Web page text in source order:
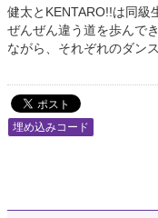
健太とKENTARO!!は同級
ぜんぜん違う道を歩んで
ながら、それぞれのダンス
埋め込みコード